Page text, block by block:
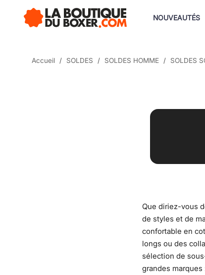
NOUVEAUTÉS
Accueil SOLDES SOLDES HOMME SOLDES
Que diriez-vous
de styles et de
confortable en
longs ou des
sélection de
grandes